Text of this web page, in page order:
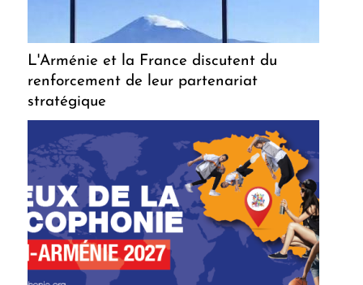
L'Arménie et la France discutent du
renforcement de leur partenariat
stratégique